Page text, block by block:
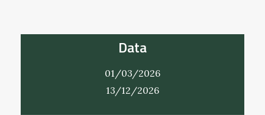
Data
01/03/2026
13/12/2026